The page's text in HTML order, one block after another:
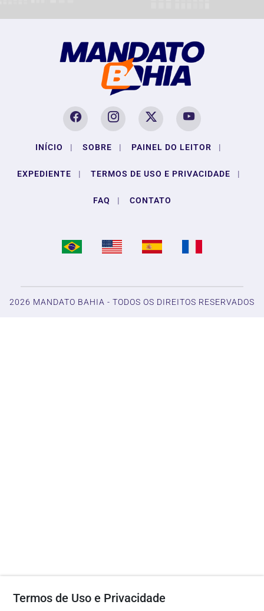
INÍCIO | SOBRE | PAINEL DO LEITOR |
EXPEDIENTE | TERMOS DE USO E PRIVACIDADE |
FAQ | CONTATO
2026 MANDATO BAHIA - TODOS OS DIREITOS RESERVADOS
Termos de Uso e Privacidade